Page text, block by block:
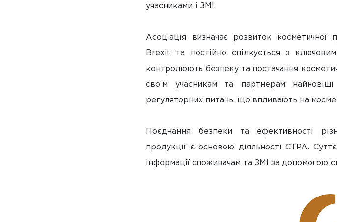
учасниками і ЗМІ.
Асоціація визначає розвиток косметичної
Brexit та постійно спілкується з
контролюють безпеку та постачання
своїм учасникам та партнерам
регуляторних питань, що впливають на
Поєднання безпеки та ефективності
продукції є основою діяльності CTPA.
інформації споживачам та ЗМІ за допомогою